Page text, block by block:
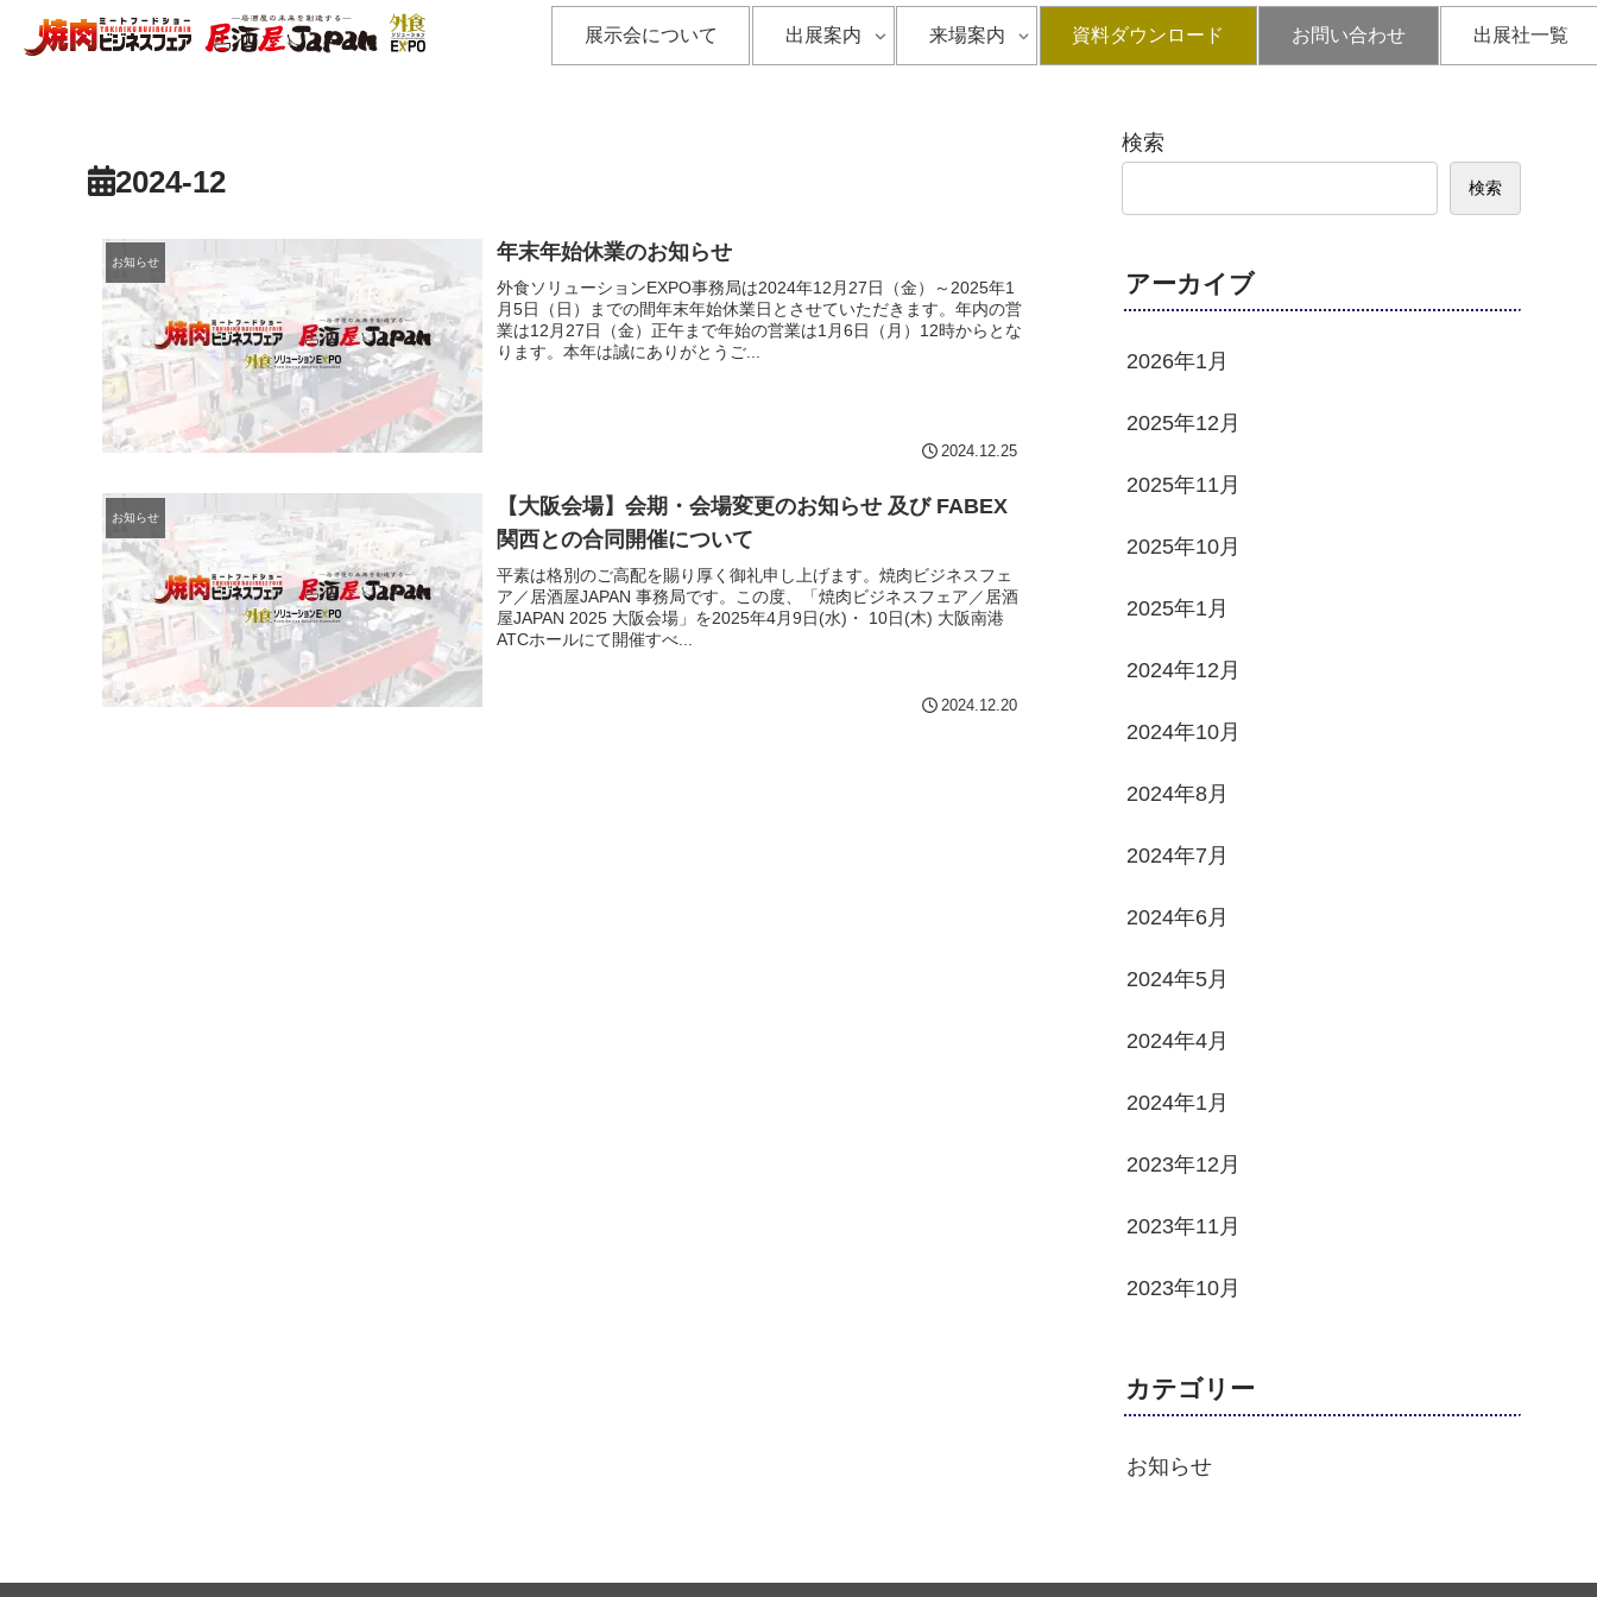
展示会について 出展案内 来場案内 資料ダウンロード お問い合わせ 出展社一覧
2024-12
お知らせ 年末年始休業のお知らせ
外食ソリューションEXPO事務局は2024年12月27日（金）～2025年1
月5日（日）までの間年末年始休業日とさせていただきます。年内の営
業は12月27日（金）正午まで年始の営業は1月6日（月）12時からとな
ります。本年は誠にありがとうご...
2024.12.25
お知らせ
【大阪会場】会期・会場変更のお知らせ 及び FABEX
関西との合同開催について
平素は格別のご高配を賜り厚く御礼申し上げます。焼肉ビジネスフェ
ア／居酒屋JAPAN 事務局です。この度、「焼肉ビジネスフェア／居酒
屋JAPAN 2025 大阪会場」を2025年4月9日(水)・ 10日(木) 大阪南港
ATCホールにて開催すべ...
2024.12.20
検索
検索
アーカイブ
2026年1月
2025年12月
2025年11月
2025年10月
2025年1月
2024年12月
2024年10月
2024年8月
2024年7月
2024年6月
2024年5月
2024年4月
2024年1月
2023年12月
2023年11月
2023年10月
カテゴリー
お知らせ